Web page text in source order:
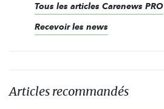
Tous les articles Carenews PRO
Recevoir les news
Articles recommandés